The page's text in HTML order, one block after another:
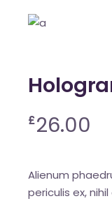
£26.00
Alienum
periculis ex,